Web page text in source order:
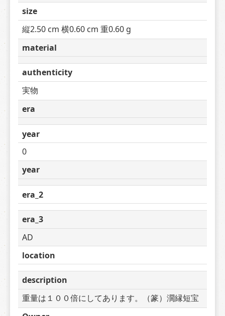
size
縦2.50 cm 横0.60 cm 重0.60 g
material
authenticity
実物
era
year
0
year
era_2
era_3
AD
location
description
重量は１００倍にしてあります。（篆）濶縁短宝